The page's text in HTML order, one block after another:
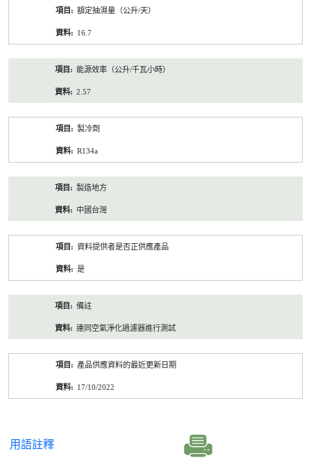
額定抽濕量（公升/天）
16.7
能源效率（公升/千瓦小時）
2.57
製冷劑
R134a
製造地方
中國台灣
資料提供者是否正供應產品
是
備註
連同空氣淨化過濾器進行測試
產品供應資料的最近更新日期
17/10/2022
用語註釋